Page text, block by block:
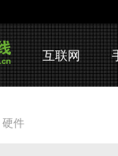
互联网
硬件